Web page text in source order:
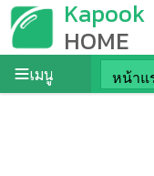
Kapook
HOME
เมนู